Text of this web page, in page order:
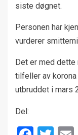
siste døgnet.
Personen har
vurderer
Det er med
tilfeller av
utbruddet i mars
Del: